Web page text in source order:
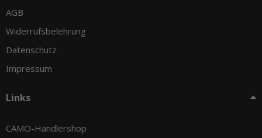
AGB
Widerrufsbelehrung
Datenschutz
Impressum
Links
CAMO-Händlershop